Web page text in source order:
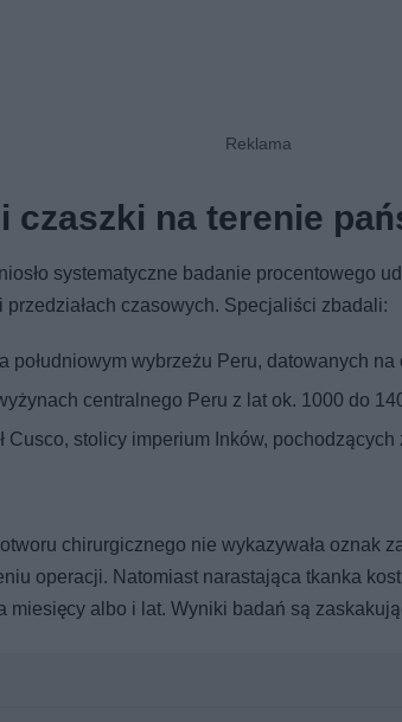
czaszki na terenie
systematyczne badanie procentowego
czasowych. Specjaliści zbadali:
południowym wybrzeżu Peru, datowanych
centralnego Peru z lat ok. 1000 do
Cusco, stolicy imperium Inków,
chirurgicznego nie wykazywała oznak
operacji. Natomiast narastająca tkanka
miesięcy albo i lat. Wyniki badań są